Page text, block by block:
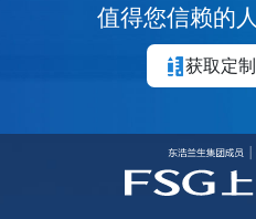
值得您信赖的
获取定